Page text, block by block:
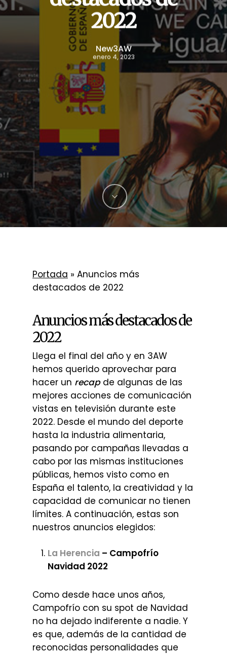
2022
New3AW
enero 4, 2023
Portada » Anuncios más
destacados de 2022
Anuncios más destacados de
2022
Llega el final del año y en 3AW
hemos querido aprovechar para
hacer un recapde algunas de las
mejores acciones de comunicación
vistas en televisión durante este
2022. Desde el mundo del deporte
hasta la industria alimentaria,
pasando por campañas llevadas a
cabo por las mismas instituciones
públicas, hemos visto como en
España el talento, la creatividad y la
capacidad de comunicar no tienen
límites. A continuación, estas son
nuestros anuncios elegidos:
La Herencia – Campofrío
Navidad 2022
Como desde hace unos años,
Campofrío con su spot de Navidad
no ha dejado indiferente a nadie. Y
es que, además de la cantidad de
reconocidas personalidades que